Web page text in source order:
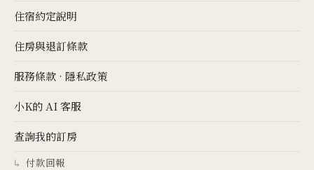
住宿約定說明
住房與退訂條款
服務條款 · 隱私政策
小K的 AI 客服
查詢我的訂房
↳ 付款回報